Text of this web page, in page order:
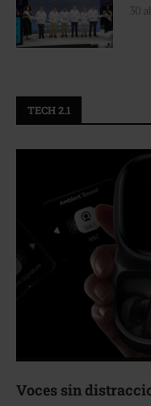
30
TECH 2.1
Voces sin